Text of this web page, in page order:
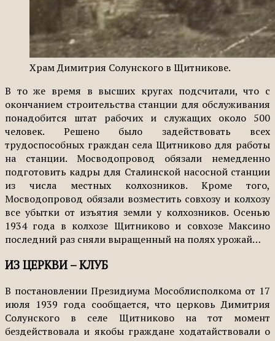
Храм Димитрия Солунского в Щитникове.
В то же время в высших кругах подсчитали, что с
окончанием строительства станции для обслуживания
понадобится штат рабочих и служащих около 500
человек. Решено было задействовать всех
трудоспособных граждан села Щитниково для работы
на станции. Мосводопровод обязали немедленно
подготовить кадры для Сталинской насосной станции
из числа местных колхозников. Кроме того,
Мосводопровод обязали возместить совхозу и колхозу
все убытки от изъятия земли у колхозников. Осенью
1934 года в колхозе Щитниково и совхозе Максино
последний раз сняли выращенный на полях урожай…
ИЗ ЦЕРКВИ – КЛУБ
В постановлении Президиума Мособлисполкома от 17
июля 1939 года сообщается, что церковь Димитрия
Солунского в селе Щитниково на тот момент
бездействовала и якобы граждане ходатайствовали о